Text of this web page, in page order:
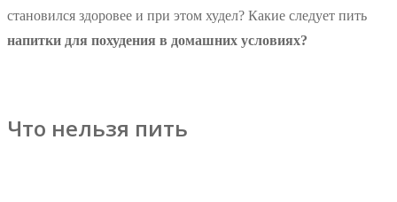
становился здоровее и при этом худел? Какие следует пить
напитки для похудения в домашних условиях?
Что нельзя пить